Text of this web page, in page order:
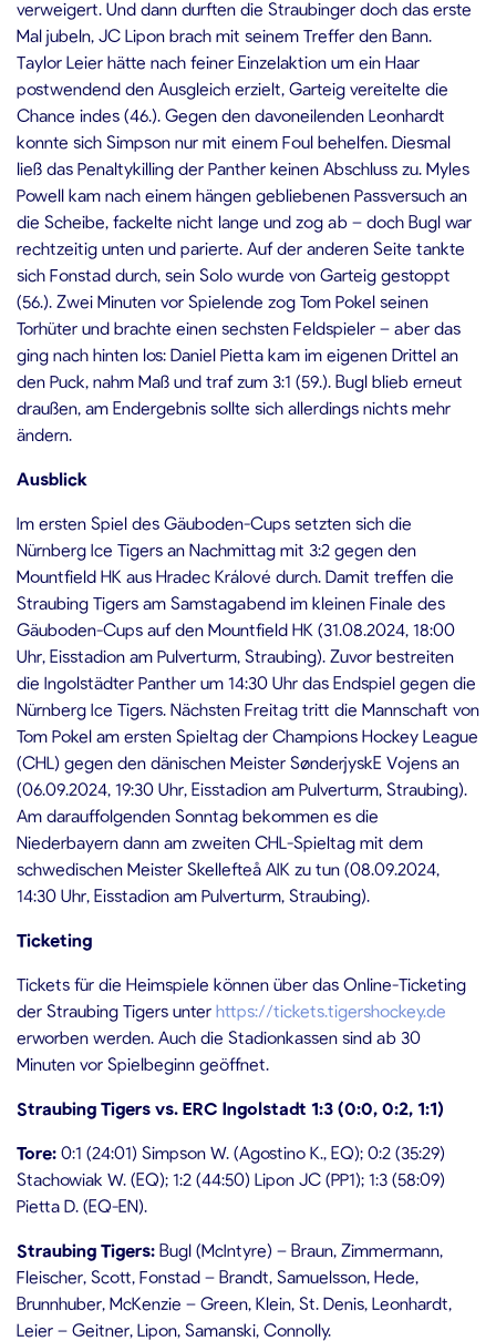
verweigert. Und dann durften die Straubinger doch das erste
Mal jubeln, JC Lipon brach mit seinem Treffer den Bann.
Taylor Leier hätte nach feiner Einzelaktion um ein Haar
postwendend den Ausgleich erzielt, Garteig vereitelte die
Chance indes (46.). Gegen den davoneilenden Leonhardt
konnte sich Simpson nur mit einem Foul behelfen. Diesmal
ließ das Penaltykilling der Panther keinen Abschluss zu. Myles
Powell kam nach einem hängen gebliebenen Passversuch an
die Scheibe, fackelte nicht lange und zog ab – doch Bugl war
rechtzeitig unten und parierte. Auf der anderen Seite tankte
sich Fonstad durch, sein Solo wurde von Garteig gestoppt
(56.). Zwei Minuten vor Spielende zog Tom Pokel seinen
Torhüter und brachte einen sechsten Feldspieler – aber das
ging nach hinten los: Daniel Pietta kam im eigenen Drittel an
den Puck, nahm Maß und traf zum 3:1 (59.). Bugl blieb erneut
draußen, am Endergebnis sollte sich allerdings nichts mehr
ändern.
Ausblick
Im ersten Spiel des Gäuboden-Cups setzten sich die
Nürnberg Ice Tigers an Nachmittag mit 3:2 gegen den
Mountfield HK aus Hradec Králové durch. Damit treffen die
Straubing Tigers am Samstagabend im kleinen Finale des
Gäuboden-Cups auf den Mountfield HK (31.08.2024, 18:00
Uhr, Eisstadion am Pulverturm, Straubing). Zuvor bestreiten
die Ingolstädter Panther um 14:30 Uhr das Endspiel gegen die
Nürnberg Ice Tigers. Nächsten Freitag tritt die Mannschaft von
Tom Pokel am ersten Spieltag der Champions Hockey League
(CHL) gegen den dänischen Meister SønderjyskE Vojens an
(06.09.2024, 19:30 Uhr, Eisstadion am Pulverturm, Straubing).
Am darauffolgenden Sonntag bekommen es die
Niederbayern dann am zweiten CHL-Spieltag mit dem
schwedischen Meister Skellefteå AIK zu tun (08.09.2024,
14:30 Uhr, Eisstadion am Pulverturm, Straubing).
Ticketing
Tickets für die Heimspiele können über das Online-Ticketing
der Straubing Tigers unter https://tickets.tigershockey.de
erworben werden. Auch die Stadionkassen sind ab 30
Minuten vor Spielbeginn geöffnet.
Straubing Tigers vs. ERC Ingolstadt 1:3 (0:0, 0:2, 1:1)
Tore: 0:1 (24:01) Simpson W. (Agostino K., EQ); 0:2 (35:29)
Stachowiak W. (EQ); 1:2 (44:50) Lipon JC (PP1); 1:3 (58:09)
Pietta D. (EQ-EN).
Straubing Tigers: Bugl (McIntyre) – Braun, Zimmermann,
Fleischer, Scott, Fonstad – Brandt, Samuelsson, Hede,
Brunnhuber, McKenzie – Green, Klein, St. Denis, Leonhardt,
Leier – Geitner, Lipon, Samanski, Connolly.